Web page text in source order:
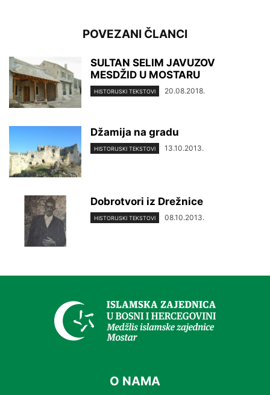
POVEZANI ČLANCI
SULTAN SELIM JAVUZOV
MESDŽID U MOSTARU
HISTORIJSKI TEKSTOVI 20.08.2018.
Džamija na gradu
HISTORIJSKI TEKSTOVI 13.10.2013.
Dobrotvori iz Drežnice
HISTORIJSKI TEKSTOVI 08.10.2013.
O NAMA